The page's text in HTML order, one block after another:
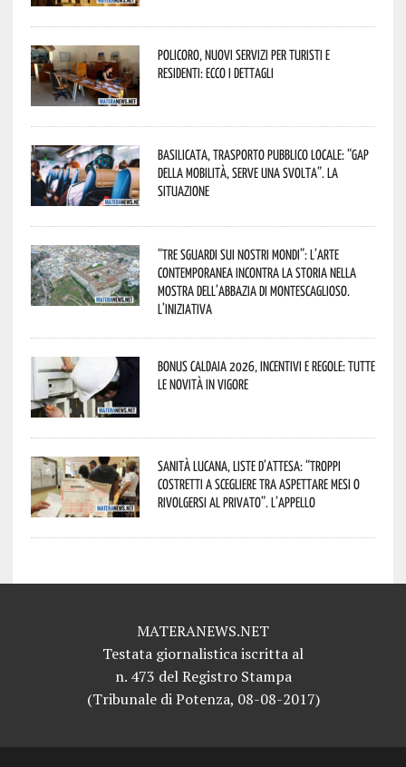
Policoro, nuovi servizi per turisti e
residenti: ecco i dettagli
Basilicata, trasporto pubblico locale: “Gap
della mobilità, serve una svolta”. La
situazione
“Tre Sguardi sui Nostri Mondi”: l’arte
contemporanea incontra la storia nella
mostra dell’Abbazia di Montescaglioso.
L’iniziativa
Bonus caldaia 2026, incentivi e regole: tutte
le novità in vigore
Sanità lucana, liste d’attesa: “Troppi
costretti a scegliere tra aspettare mesi o
rivolgersi al privato”. L’appello
MATERANEWS.NET
Testata giornalistica iscritta al
n. 473 del Registro Stampa
(Tribunale di Potenza, 08-08-2017)